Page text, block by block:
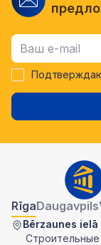
RīgaDaugavpils
Bērzaunes ielā